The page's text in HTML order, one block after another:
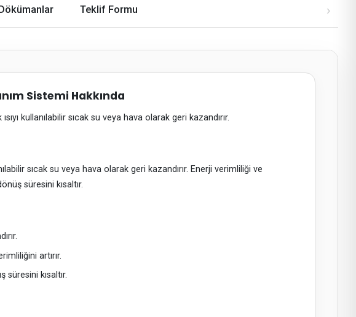
Dökümanlar Teklif Formu ›
Sistemi Hakkında
kullanılabilir sıcak su veya hava olarak geri kazandırır.
sıcak su veya hava olarak geri kazandırır. Enerji verimliliği ve
süresini kısaltır.
artırır.
süresini kısaltır.